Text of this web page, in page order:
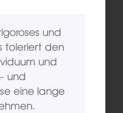
und
toleriert den
und
und
eine lange